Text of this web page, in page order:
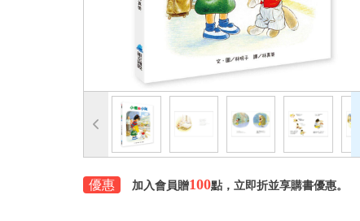
優惠 加入會員贈100點，立即折並享購書優惠。